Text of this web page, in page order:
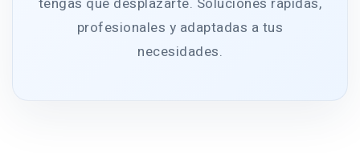
profesionales y adaptadas a tus
necesidades.